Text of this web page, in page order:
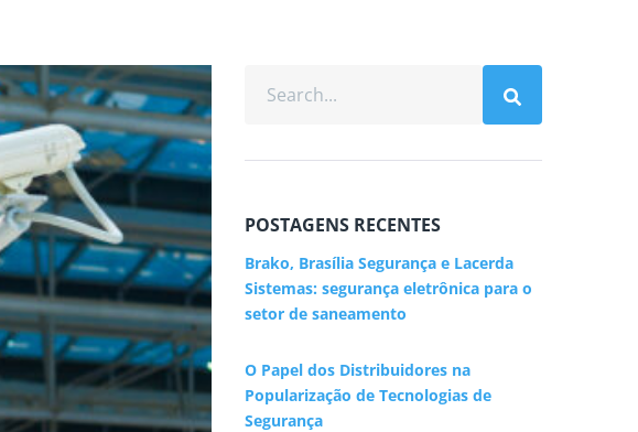
POSTAGENS RECENTES
Brako, Brasília Segurança e Lacerda
Sistemas: segurança eletrônica para o
setor de saneamento
O Papel dos Distribuidores na
Popularização de Tecnologias de
Segurança